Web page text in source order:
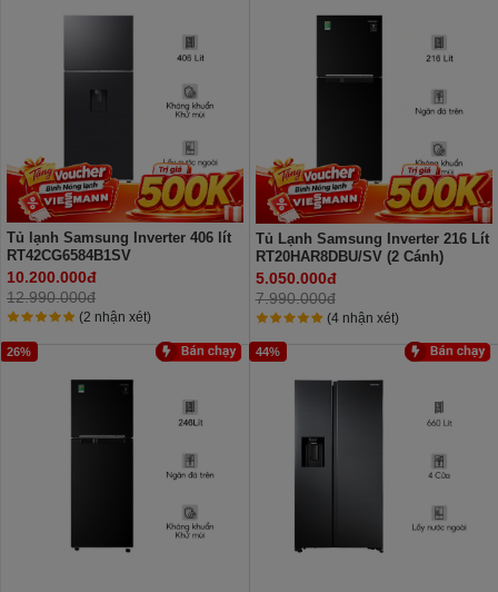
Tủ lạnh Samsung Inverter 406 lít
RT42CG6584B1SV
10.200.000đ
12.990.000đ
(2 nhận xét)
Tủ Lạnh Samsung Inverter 216 Lít
RT20HAR8DBU/SV (2 Cánh)
5.050.000đ
7.990.000đ
(4 nhận xét)
26% 44%